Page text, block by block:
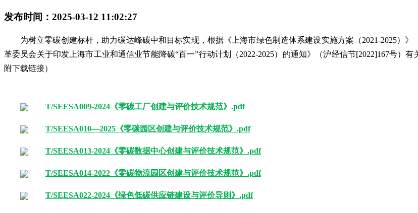
发布时间：2025-03-12 11:02:27
为树立零碳创建标杆，助力碳达峰碳中和目标实现，根据《上海市绿色制造体系建设实施方案（2021-2025）
革委员会关于印发上海市工业和通信业节能降碳“百一”行动计划（2022-2025）的通知》（沪经信节[2022]167号）
附下载链接）
T/SEESA009-2024《零碳工厂创建与评价技术规范》.pdf
T/SEESA010—2025《零碳园区创建与评价技术规范》.pdf
T/SEESA013-2024《零碳数据中心创建与评价技术规范》.pdf
T/SEESA014-2022《零碳物流园区创建与评价技术规范》.pdf
T/SEESA022-2024《绿色低碳供应链建设与评价导则》.pdf